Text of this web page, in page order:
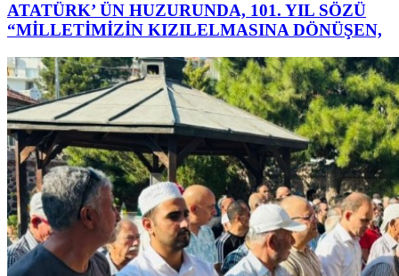
ATATÜRK’ ÜN HUZURUNDA, 101. YIL SÖZÜ
“MİLLETİMİZİN KIZILELMASINA DÖNÜŞEN,